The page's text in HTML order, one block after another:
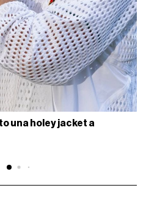
una holey jacket a